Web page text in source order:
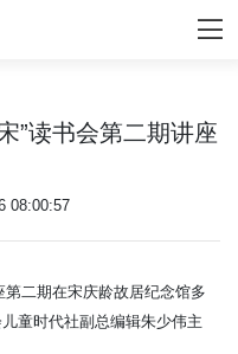
”读书会第二期讲座
08:00:57
第二期在宋庆龄故居纪念馆多
童时代社副总编辑朱少伟主